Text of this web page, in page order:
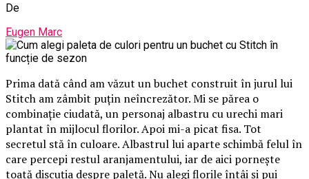
De
Eugen Marc
Prima dată când am văzut un buchet construit în jurul lui
Stitch am zâmbit puțin neîncrezător. Mi se părea o
combinație ciudată, un personaj albastru cu urechi mari
plantat în mijlocul florilor. Apoi mi-a picat fisa. Tot
secretul stă în culoare. Albastrul lui aparte schimbă felul în
care percepi restul aranjamentului, iar de aici pornește
toată discuția despre paletă. Nu alegi florile întâi și pui